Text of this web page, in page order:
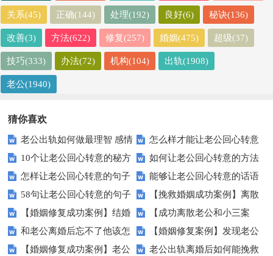
关系(45) 正确(144) 处理(192) 良好(6) 秘诀(136)
改善(3) 方法(622) 修复(257) 婚姻(475) 超级(37)
技巧(333) 办法(72) 机构(104) 出轨(1908)
老公(1940)
猜你喜欢
老公出轨如何做最理智 感情
专家教7招
怎么样才能让老公回心转意
让丈夫回心转意的5个秘诀
10个让老公回心转意的秘方
聪明的妻子赶集学起来
如何让老公回心转意的方法
全集（感情专家推荐版）
怎样让老公回心转意的句子
30句 （句句直戳心窝）
能够让老公回心转意的话语
（感动版）
58句让老公回心转意的句子
总有一句适合你
【挽救婚姻成功案例】离散
小三 挽救婚姻最聪明的方法
【婚姻修复成功案例】结婚
多年老公变心了，这样做让我重
新挽救丈夫
【成功离散老公和小三案
例】老公和小三有了孩子如何能
够离散第三者
和老公离婚后忘不了他该怎
么挽救【婚姻挽救成功案例】
【婚姻修复案例】发现老公
出轨想离婚，如何让他回心转意
【婚姻修复成功案例】老公 老公出轨离婚后如何能挽救